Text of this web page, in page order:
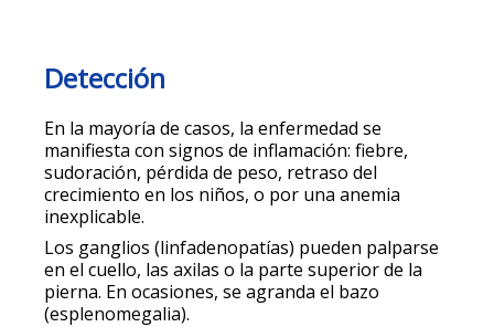
Detección
En la mayoría de casos, la enfermedad se
manifiesta con signos de inflamación: fiebre,
sudoración, pérdida de peso, retraso del
crecimiento en los niños, o por una anemia
inexplicable.
Los ganglios (linfadenopatías) pueden palparse
en el cuello, las axilas o la parte superior de la
pierna. En ocasiones, se agranda el bazo
(esplenomegalia).